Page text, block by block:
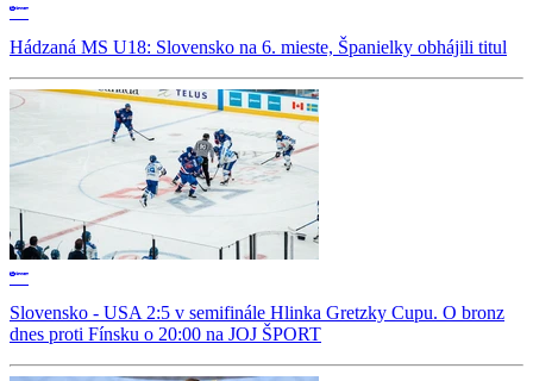
Hádzaná MS U18: Slovensko na 6. mieste, Španielky obhájili titul
Slovensko - USA 2:5 v semifinále Hlinka Gretzky Cupu. O bronz
dnes proti Fínsku o 20:00 na JOJ ŠPORT